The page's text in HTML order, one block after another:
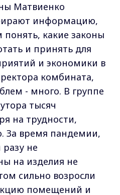
Матвиенко
информацию,
какие законы
и принять для
и экономики в
комбината,
- много. В группе
тысяч
на трудности,
За время пандемии,
разу не
на изделия не
сильно возросли
помещений и